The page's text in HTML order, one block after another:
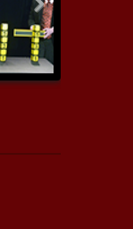
Next